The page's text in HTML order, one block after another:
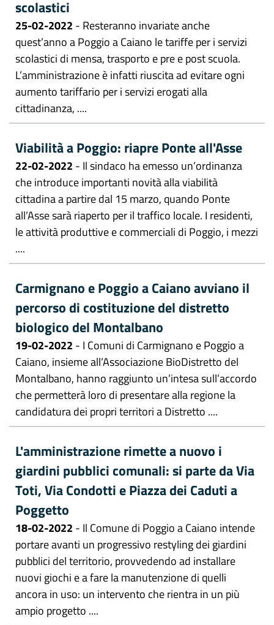
scolastici
25-02-2022 - Resteranno invariate anche
quest’anno a Poggio a Caiano le tariffe per i servizi
scolastici di mensa, trasporto e pre e post scuola.
L’amministrazione è infatti riuscita ad evitare ogni
aumento tariffario per i servizi erogati alla
cittadinanza, ....
Viabilità a Poggio: riapre Ponte all'Asse
22-02-2022 - Il sindaco ha emesso un’ordinanza
che introduce importanti novità alla viabilità
cittadina a partire dal 15 marzo, quando Ponte
all’Asse sarà riaperto per il traffico locale. I residenti,
le attività produttive e commerciali di Poggio, i mezzi
....
Carmignano e Poggio a Caiano avviano il
percorso di costituzione del distretto
biologico del Montalbano
19-02-2022 - I Comuni di Carmignano e Poggio a
Caiano, insieme all’Associazione BioDistretto del
Montalbano, hanno raggiunto un’intesa sull’accordo
che permetterà loro di presentare alla regione la
candidatura dei propri territori a Distretto ....
L'amministrazione rimette a nuovo i
giardini pubblici comunali: si parte da Via
Toti, Via Condotti e Piazza dei Caduti a
Poggetto
18-02-2022 - Il Comune di Poggio a Caiano intende
portare avanti un progressivo restyling dei giardini
pubblici del territorio, provvedendo ad installare
nuovi giochi e a fare la manutenzione di quelli
ancora in uso: un intervento che rientra in un più
ampio progetto ....